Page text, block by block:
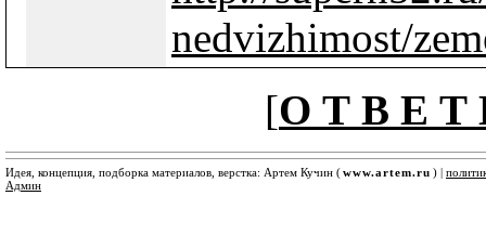
nedvizhimost/
[О Т В Е Т
Идея, концепция, подборка материалов, верстка: Артем Кучин (www.artem.ru ) |
Админ